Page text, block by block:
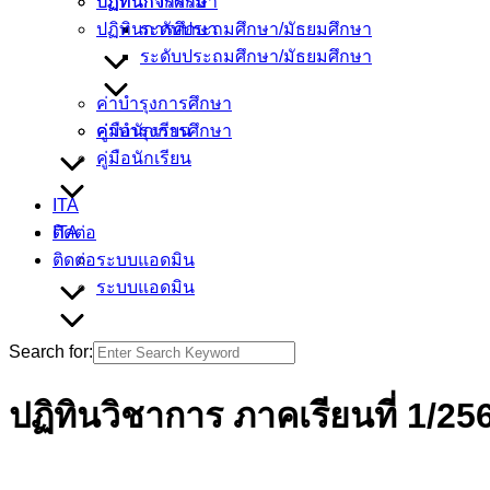
ปฏิทินการศึกษา
ระดับประถมศึกษา/มัธยมศึกษา
ค่าบำรุงการศึกษา
คู่มือนักเรียน
ITA
ติดต่อ
ระบบแอดมิน
ระดับประถมศึกษา/มัธยมศึกษา
ค่าบำรุงการศึกษา
คู่มือนักเรียน
ITA
ติดต่อ
ระบบแอดมิน
Search for:
ปฏิทินวิชาการ ภาคเรียนที่ 1/